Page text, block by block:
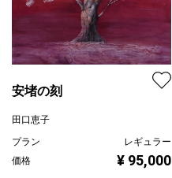
安堵の刻
田口恵子
プラン
レギュラー
価格
¥ 95,000